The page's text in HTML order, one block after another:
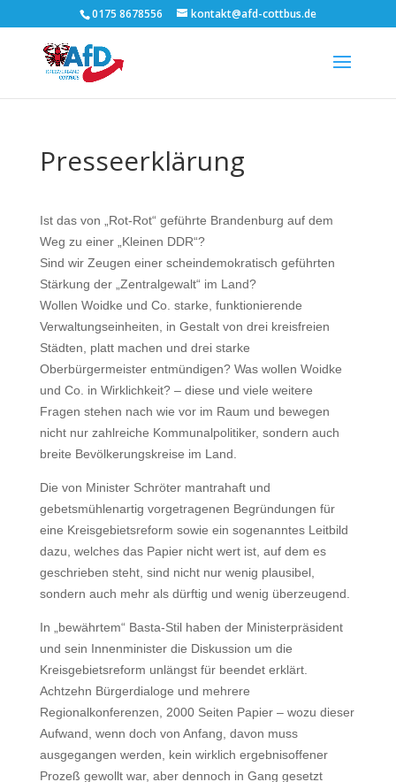
0175 8678556 kontakt@afd-cottbus.de
Presseerklärung
Ist das von „Rot-Rot“ geführte Brandenburg auf dem
Weg zu einer „Kleinen DDR“?
Sind wir Zeugen einer scheindemokratisch geführten
Stärkung der „Zentralgewalt“ im Land?
Wollen Woidke und Co. starke, funktionierende
Verwaltungseinheiten, in Gestalt von drei kreisfreien
Städten, platt machen und drei starke
Oberbürgermeister entmündigen? Was wollen Woidke
und Co. in Wirklichkeit? – diese und viele weitere
Fragen stehen nach wie vor im Raum und bewegen
nicht nur zahlreiche Kommunalpolitiker, sondern auch
breite Bevölkerungskreise im Land.
Die von Minister Schröter mantrahaft und
gebetsmühlenartig vorgetragenen Begründungen für
eine Kreisgebietsreform sowie ein sogenanntes Leitbild
dazu, welches das Papier nicht wert ist, auf dem es
geschrieben steht, sind nicht nur wenig plausibel,
sondern auch mehr als dürftig und wenig überzeugend.
In „bewährtem“ Basta-Stil haben der Ministerpräsident
und sein Innenminister die Diskussion um die
Kreisgebietsreform unlängst für beendet erklärt.
Achtzehn Bürgerdialoge und mehrere
Regionalkonferenzen, 2000 Seiten Papier – wozu dieser
Aufwand, wenn doch von Anfang, davon muss
ausgegangen werden, kein wirklich ergebnisoffener
Prozeß gewollt war, aber dennoch in Gang gesetzt